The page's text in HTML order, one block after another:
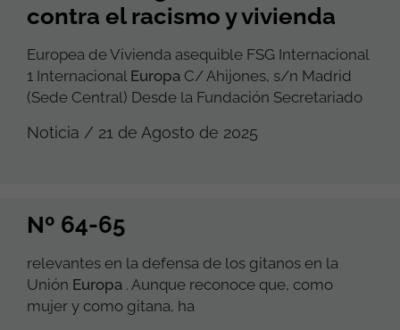
contra el racismo y vivienda
Europea de Vivienda asequible FSG Internacional
1 Internacional Europa C/ Ahijones, s/n Madrid
(Sede Central) Desde la Fundación Secretariado
Noticia / 21 de Agosto de 2025
Nº 64-65
relevantes en la defensa de los gitanos en la
Unión Europa . Aunque reconoce que, como
mujer y como gitana, ha